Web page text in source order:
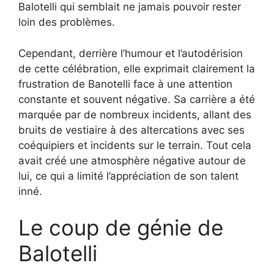
Balotelli qui semblait ne jamais pouvoir rester
loin des problèmes.
Cependant, derrière l’humour et l’autodérision
de cette célébration, elle exprimait clairement la
frustration de Banotelli face à une attention
constante et souvent négative. Sa carrière a été
marquée par de nombreux incidents, allant des
bruits de vestiaire à des altercations avec ses
coéquipiers et incidents sur le terrain. Tout cela
avait créé une atmosphère négative autour de
lui, ce qui a limité l’appréciation de son talent
inné.
Le coup de génie de
Balotelli